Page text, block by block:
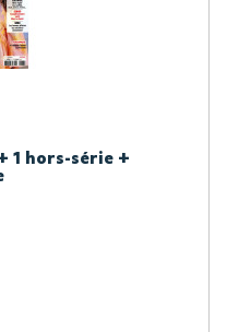
1 hors-série +